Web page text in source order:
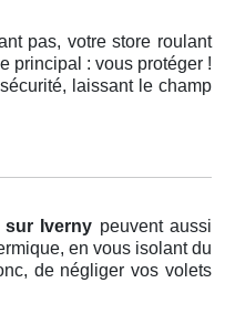
pas, votre store roulant
principal : vous protéger !
laissant le champ
sur Iverny peuvent aussi
en vous isolant du
de négliger vos volets